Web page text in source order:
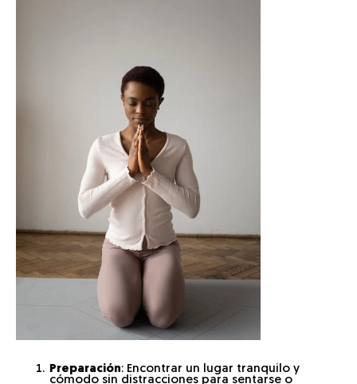
Preparación: Encontrar un lugar tranquilo y
cómodo sin distracciones para sentarse o